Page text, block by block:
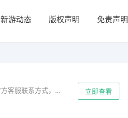
新游动态 版权声明 免责声明
本文详解趣头条看资讯赚现金方法，包含注册送1元、1元提现秒到账、绿色阅读安全认证及官方客服联系方式，提供零投入赚零花攻略。... 立即查看